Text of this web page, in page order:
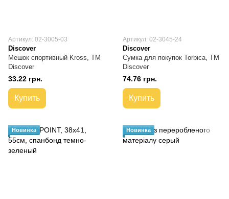
Артикул: 02-3005-03
Discover
Мешок спортивный Kross, TM
Discover
33.22 грн.
Купить
Артикул: 02-3045-24
Discover
Сумка для покупок Torbica, TM
Discover
74.76 грн.
Купить
Новинка Новинка